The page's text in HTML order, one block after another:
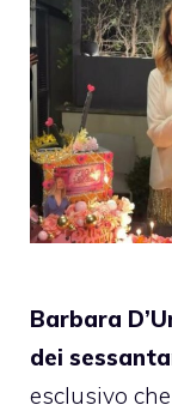
Barbara
dei
esclusivo